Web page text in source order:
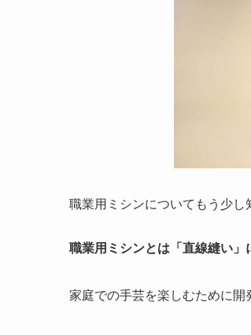
職業用ミシンについてもう少し
職業用ミシンとは「直線縫い」
家庭での手芸を楽しむために開